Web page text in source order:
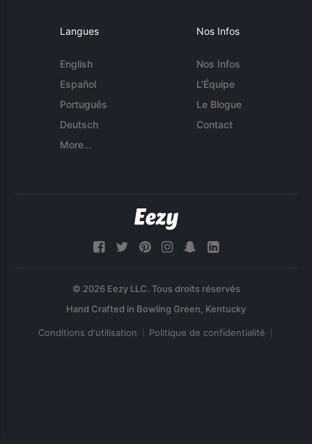
Langues
English
Español
Português
Deutsch
More...
Nos Infos
Nos Infos
L'Équipe
Le Blogue
Contact
© 2026 Eezy LLC. Tous droits réservés
Conditions d'utilisation Politique de confidentialité